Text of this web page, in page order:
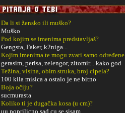
Da li si žensko ili muško?
Muško
Pod kojim se imenima predstavljaš?
Gengsta, Faker, k2niga...
Kojim imenima te mogu zvati samo određene
gerasim, perisa, zelengor, zitomir... kako god
Težina, visina, obim struka, broj cipela?
100 kila misica a ostalo je ne bitno
Boja očiju?
sucmurasta
Koliko ti je dugačka kosa (u cm)?
uu poprilicno sad cu se sisam